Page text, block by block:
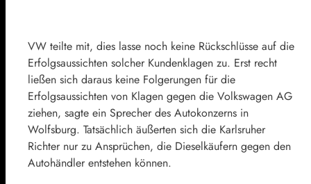
VW teilte mit, dies lasse noch keine Rückschlüsse auf die
Erfolgsaussichten solcher Kundenklagen zu. Erst recht
ließen sich daraus keine Folgerungen für die
Erfolgsaussichten von Klagen gegen die Volkswagen AG
ziehen, sagte ein Sprecher des Autokonzerns in
Wolfsburg. Tatsächlich äußerten sich die Karlsruher
Richter nur zu Ansprüchen, die Dieselkäufern gegen den
Autohändler entstehen können.